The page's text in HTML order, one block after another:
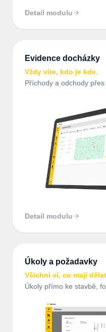
Detail modulu
Evidence docházky
Vždy víte, kdo je kde.
Příchody a odchody
Detail modulu
Úkoly a požadavky
Všichni ví, co mají
Úkoly přímo ke stavbě,